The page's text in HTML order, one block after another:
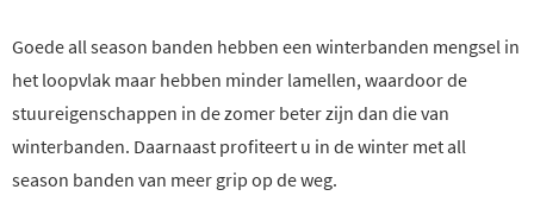
Goede all season banden hebben een winterbanden mengsel in
het loopvlak maar hebben minder lamellen, waardoor de
stuureigenschappen in de zomer beter zijn dan die van
winterbanden. Daarnaast profiteert u in de winter met all
season banden van meer grip op de weg.